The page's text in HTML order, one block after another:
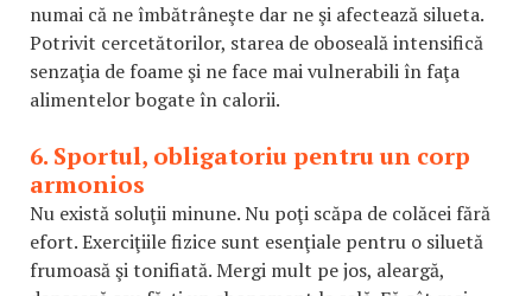
numai că ne îmbătrâneşte dar ne şi afectează silueta.
Potrivit cercetătorilor, starea de oboseală intensifică
senzaţia de foame şi ne face mai vulnerabili în faţa
alimentelor bogate în calorii.
6. Sportul, obligatoriu pentru un corp
armonios
Nu există soluţii minune. Nu poţi scăpa de colăcei fără
efort. Exerciţiile fizice sunt esenţiale pentru o siluetă
frumoasă şi tonifiată. Mergi mult pe jos, aleargă,